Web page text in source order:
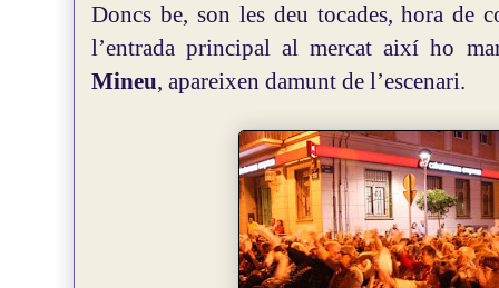
Doncs be, son les deu tocades, hora de
l’entrada principal al mercat així ho
Mineu, apareixen damunt de l’escenari.